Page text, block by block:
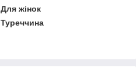
Для жінок
Туреччина